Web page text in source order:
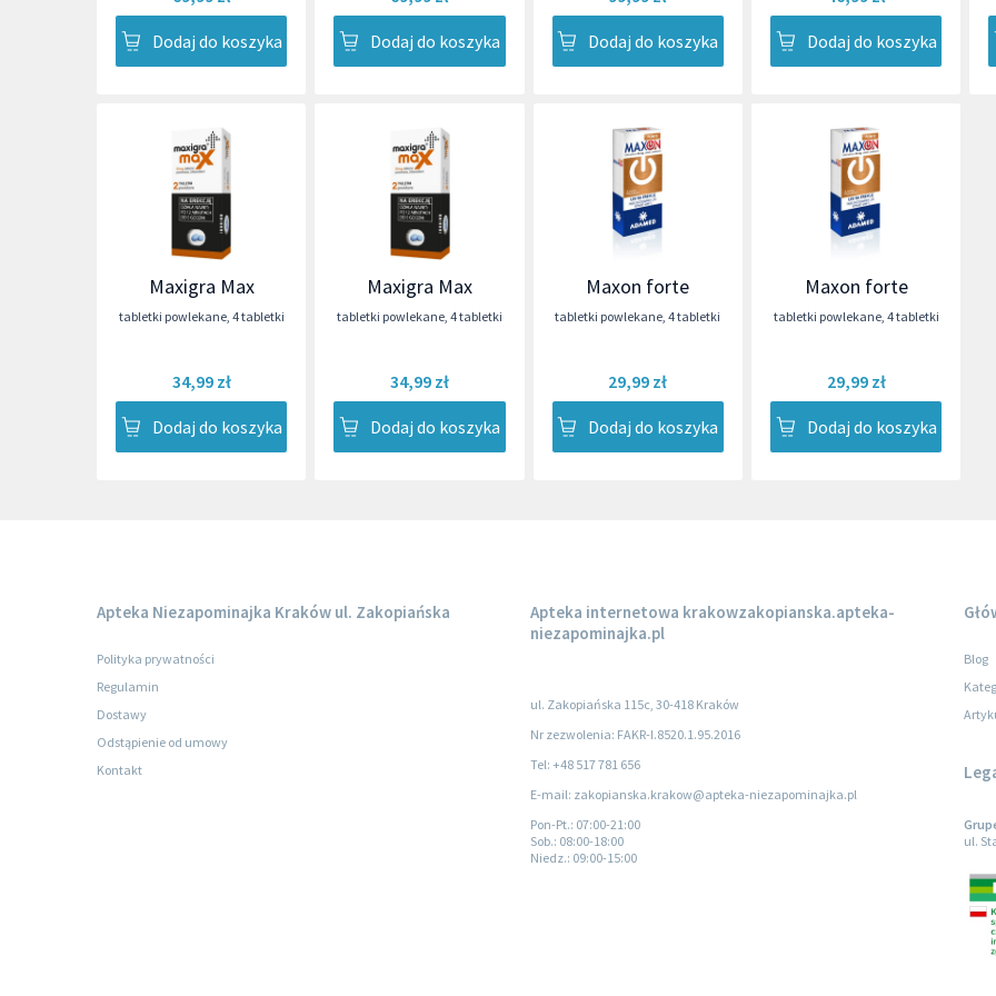
Dodaj do koszyka Dodaj do koszyka Dodaj do koszyka Dodaj do koszyka
Maxigra Max
tabletki powlekane, 4 tabletki
34,99 zł
Dodaj do koszyka
Maxigra Max
tabletki powlekane, 4 tabletki
34,99 zł
Dodaj do koszyka
Maxon forte
tabletki powlekane ,4 tabletki
29,99 zł
Dodaj do koszyka
Maxon forte
tabletki powlekane, 4 tabletki
29,99 zł
Dodaj do koszyka
Apteka Niezapominajka Kraków ul. Zakopiańska
Polityka prywatności
Regulamin
Dostawy
Odstąpienie od umowy
Kontakt
Apteka internetowa krakowzakopianska.apteka-
niezapominajka.pl
ul. Zakopiańska 115c, 30-418 Kraków
Nr zezwolenia: FAKR-I.8520.1.95.2016
Tel: +48 517 781 656
E-mail: zakopianska.krakow@apteka-niezapominajka.pl
Pon-Pt.: 07:00-21:00
Sob.: 08:00-18:00
Niedz.: 09:00-15:00
Blog
ul.